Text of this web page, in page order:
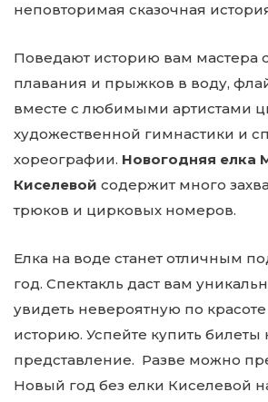
неповторимая сказочная
Поведают историю вам мастера
плавания и прыжков в воду,
вместе с любимыми артистами
художественной гимнастики и
хореографии. Новогодняя елка
Киселевой содержит много
трюков и цирковых номеров.
Елка на воде станет отличным
год. Спектакль даст вам
увидеть невероятную по
историю. Успейте купить билеты
представление. Разве можно
Новый год без елки Киселевой